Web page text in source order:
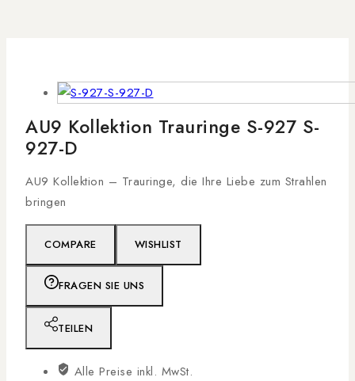
AU9 Kollektion Trauringe S-927 S-
927-D
AU9 Kollektion – Trauringe, die Ihre Liebe zum Strahlen
bringen
COMPARE WISHLIST
FRAGEN SIE UNS
TEILEN
Alle Preise inkl. MwSt.